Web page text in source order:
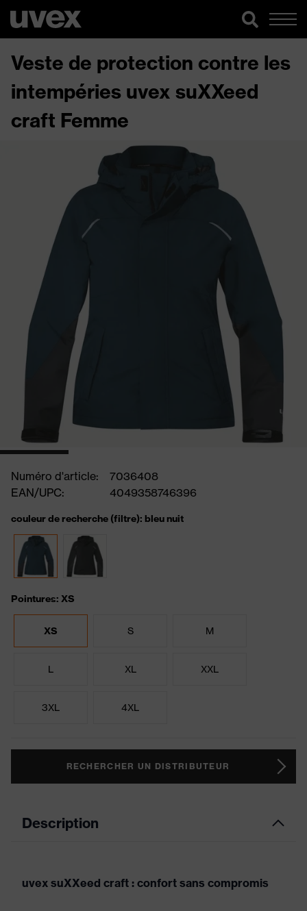
Veste de protection contre les
intempéries uvex suXXeed
craft Femme
Numéro d'article:
7036408
EAN/UPC:
4049358746396
couleur de recherche (filtre): bleu nuit
Pointures: XS
XS S M
L XL XXL
3XL 4XL
RECHERCHER UN DISTRIBUTEUR
Description
uvex suXXeed craft : confort sans compromis